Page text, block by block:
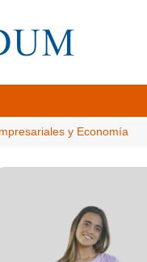
y Economía